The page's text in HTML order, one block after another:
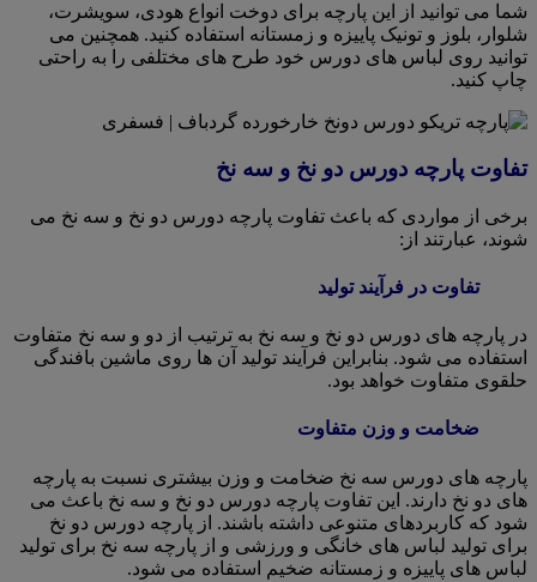
شما می توانید از این پارچه برای دوخت انواع هودی، سویشرت،
شلوار، بلوز و تونیک پاییزه و زمستانه استفاده کنید. همچنین می
توانید روی لباس های دورس خود طرح های مختلفی را به راحتی
چاپ کنید.
تفاوت پارچه دورس دو نخ و سه نخ
برخی از مواردی که باعث تفاوت پارچه دورس دو نخ و سه نخ می
شوند، عبارتند از:
تفاوت در فرآیند تولید
در پارچه های دورس دو نخ و سه نخ به ترتیب از دو و سه نخ متفاوت
استفاده می شود. بنابراین فرآیند تولید آن ها روی ماشین بافندگی
حلقوی متفاوت خواهد بود.
ضخامت و وزن متفاوت
پارچه های دورس سه نخ ضخامت و وزن بیشتری نسبت به پارچه
های دو نخ دارند. این تفاوت پارچه دورس دو نخ و سه نخ باعث می
شود که کاربردهای متنوعی داشته باشند. از پارچه دورس دو نخ
برای تولید لباس های خانگی و ورزشی و از پارچه سه نخ برای تولید
لباس های پاییزه و زمستانه ضخیم استفاده می شود.